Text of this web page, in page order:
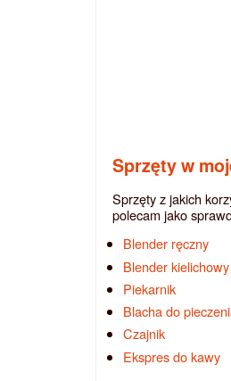
Sprzęty w
Sprzęty z jakich
polecam jako
Blender ręczny
Blender kielichowy
Piekarnik
Blacha do
Czajnik
Ekspres do kawy